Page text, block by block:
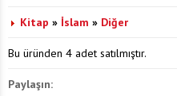
Kitap » İslam » Diğer
Bu üründen 4 adet satılmıştır.
Paylaşın: